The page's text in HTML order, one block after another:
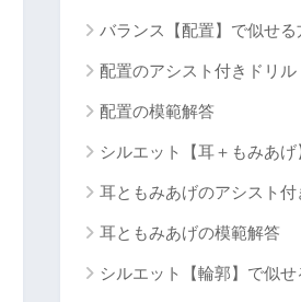
バランス【配置】で似せる
配置のアシスト付きドリル
配置の模範解答
シルエット【耳＋もみあ
耳ともみあげのアシスト付
耳ともみあげの模範解答
シルエット【輪郭】で似せ